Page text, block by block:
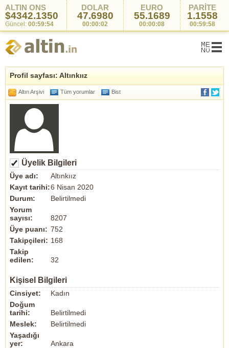
ALTIN ONS
$4342.1350
Güncel: 00:59:54
DOLAR
47.6980
00:00:02
EURO
55.1689
00:00:08
PARİTE
1.1558
00:59:58
Profil sayfası: Altınkıız
Altın Arşivi Tüm yorumlar Bist
Üyelik Bilgileri
Üye adı:
Altınkıız
Kayıt tarihi:6 Nisan 2020
Durum:
Belirtilmedi
Yorum
sayısı:
8207
Üye puanı: 752
Takipçileri: 168
Takip
edilen:
32
Kişisel Bilgileri
Cinsiyet:
Kadın
Doğum
tarihi:
Belirtilmedi
Meslek:
Belirtilmedi
Yaşadığı
yer:
Ankara